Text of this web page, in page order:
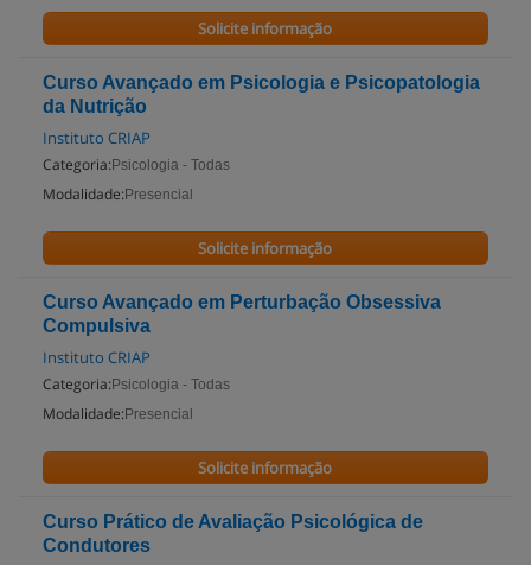
Solicite informação
Curso Avançado em Psicologia e Psicopatologia
da Nutrição
Instituto CRIAP
Categoria: Psicologia - Todas
Modalidade: Presencial
Solicite informação
Curso Avançado em Perturbação Obsessiva
Compulsiva
Instituto CRIAP
Categoria: Psicologia - Todas
Modalidade: Presencial
Solicite informação
Curso Prático de Avaliação Psicológica de
Condutores